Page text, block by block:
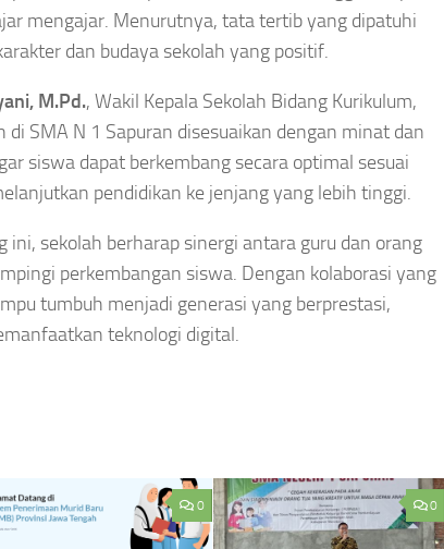
mengajar. Menurutnya, tata tertib yang dipatuhi
dan budaya sekolah yang positif.
M.Pd., Wakil Kepala Sekolah Bidang Kurikulum,
SMA N 1 Sapuran disesuaikan dengan minat dan
siswa dapat berkembang secara optimal sesuai
pendidikan ke jenjang yang lebih tinggi.
ini, sekolah berharap sinergi antara guru dan orang
perkembangan siswa. Dengan kolaborasi yang
tumbuh menjadi generasi yang berprestasi,
teknologi digital.
0 0